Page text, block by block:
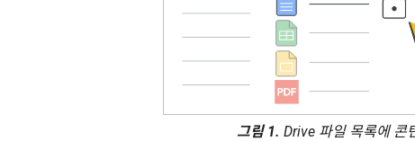
그림 1. Drive 파일 목록에 콘